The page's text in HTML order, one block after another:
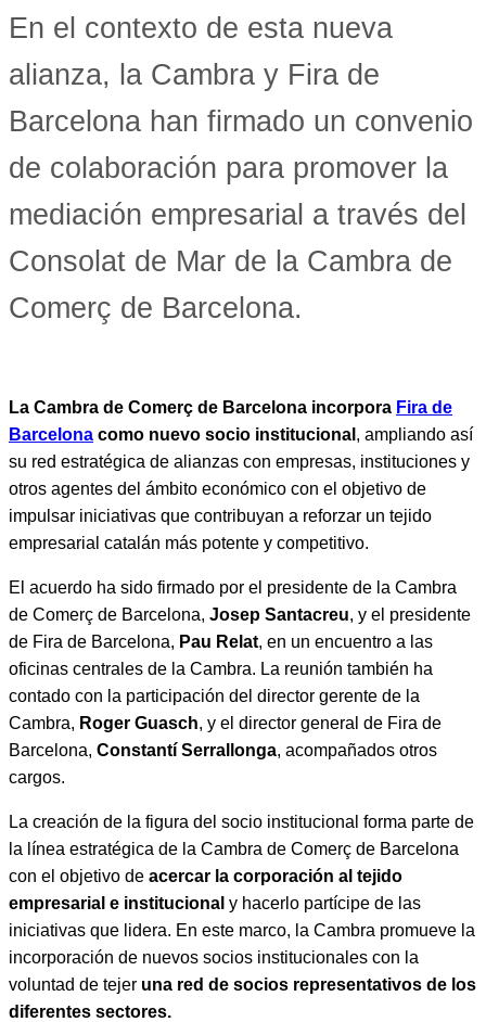
En el contexto de esta nueva
alianza, la Cambra y Fira de
Barcelona han firmado un convenio
de colaboración para promover la
mediación empresarial a través del
Consolat de Mar de la Cambra de
Comerç de Barcelona.
La Cambra de Comerç de Barcelona incorpora Fira de
Barcelona como nuevo socio institucional , ampliando así
su red estratégica de alianzas con empresas, instituciones y
otros agentes del ámbito económico con el objetivo de
impulsar iniciativas que contribuyan a reforzar un tejido
empresarial catalán más potente y competitivo.
El acuerdo ha sido firmado por el presidente de la Cambra
de Comerç de Barcelona, Josep Santacreu, y el presidente
de Fira de Barcelona, Pau Relat, en un encuentro a las
oficinas centrales de la Cambra. La reunión también ha
contado con la participación del director gerente de la
Cambra, Roger Guasch, y el director general de Fira de
Barcelona, Constantí Serrallonga, acompañados otros
cargos.
La creación de la figura del socio institucional forma parte de
la línea estratégica de la Cambra de Comerç de Barcelona
con el objetivo de acercar la corporación al tejido
empresarial e institucional y hacerlo partícipe de las
iniciativas que lidera. En este marco, la Cambra promueve la
incorporación de nuevos socios institucionales con la
voluntad de tejer una red de socios representativos de los
diferentes sectores.